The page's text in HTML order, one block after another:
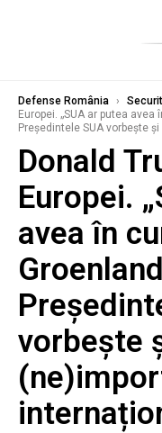
Defense România ›
Europei. „SUA ar putea
Președintele SUA vorbește
Donald
Europei.
avea în
vorbește